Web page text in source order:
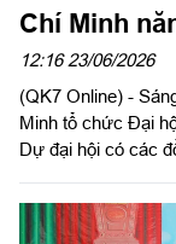
Chí Minh
và phát triển
12:16 23/06/2026
(QK7 Online) -
Minh tổ chức Đại
Dự đại hội có các
Thị Thanh Thủy,
ủy Thành phố Hồ